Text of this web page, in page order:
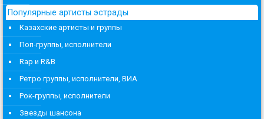
Популярные артисты эстрады
Казахские артисты и группы
Поп-группы, исполнители
Rap и R&B
Ретро группы, исполнители, ВИА
Рок-группы, исполнители
Звезды шансона